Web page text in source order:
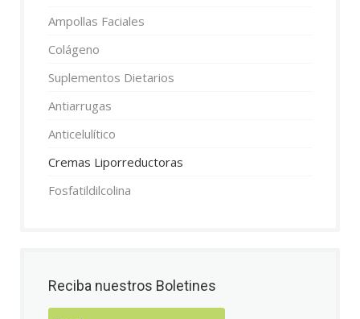
Ampollas Faciales
Colágeno
Suplementos Dietarios
Antiarrugas
Anticelulítico
Cremas Liporreductoras
Fosfatildilcolina
Reciba nuestros Boletines